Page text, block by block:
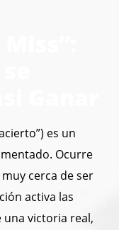
es un
Ocurre
cerca de ser
activa las
una victoria real,